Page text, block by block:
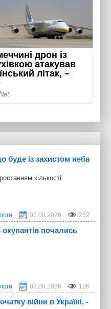
буде із захистом неба
кількості
07.08.2026 232
почались
07.08.2026 186
війни в Україні, -